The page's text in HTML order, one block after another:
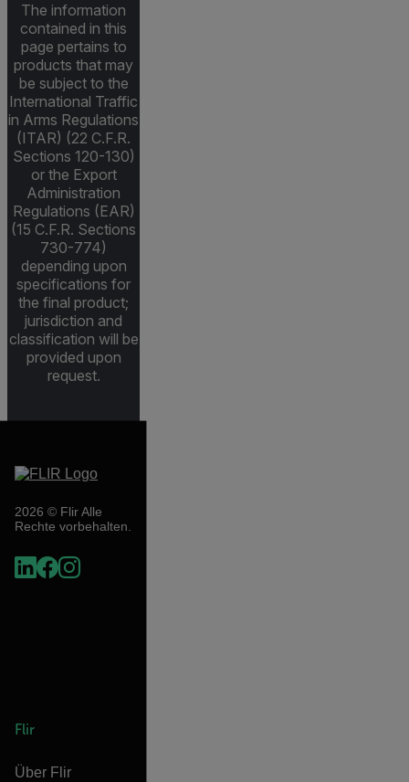
The information
contained in this
page pertains to
products that may
be subject to the
International Traffic
in Arms Regulations
(ITAR) (22 C.F.R.
Sections 120-130)
or the Export
Administration
Regulations (EAR)
(15 C.F.R. Sections
730-774)
depending upon
specifications for
the final product;
jurisdiction and
classification will be
provided upon
request.
2026 © Flir Alle
Rechte vorbehalten.
Flir
Über Flir